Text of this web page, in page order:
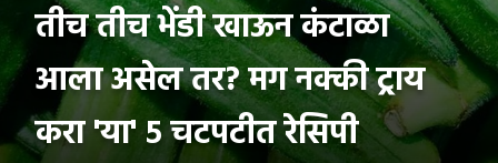
तीच तीच भेंडी खाऊन कंटाळा
आला असेल तर? मग नक्की ट्राय
करा 'या' ५ चटपटीत रेसिपी